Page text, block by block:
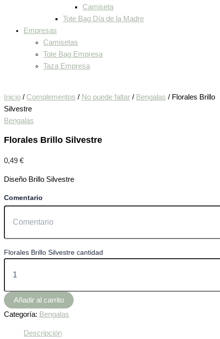
Camiseta
Tote Bag Día de la Madre
Empresas
Camisetas
Tote Bag Empresa
Taza Empresa
Inicio / Complementos / No puede faltar / Bengalas / Florales Brillo
Silvestre
Bengalas
Florales Brillo Silvestre
0,49 €
Diseño Brillo Silvestre
Comentario
Florales Brillo Silvestre cantidad
Añadir al carrito
Categoría: Bengalas
Descripción